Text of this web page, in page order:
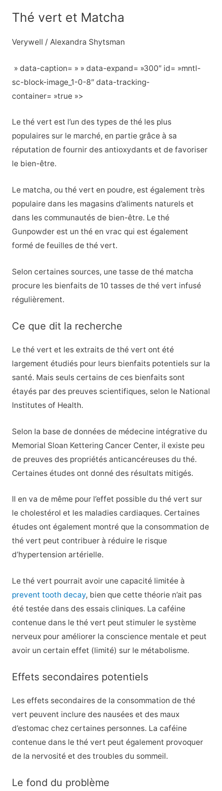
Thé vert et Matcha
Verywell / Alexandra Shytsman
» data-caption= » » data-expand= »300″ id= »mntl-
sc-block-image_1-0-8″ data-tracking-
container= »true »>
Le thé vert est l’un des types de thé les plus
populaires sur le marché, en partie grâce à sa
réputation de fournir des antioxydants et de favoriser
le bien-être.
Le matcha, ou thé vert en poudre, est également très
populaire dans les magasins d’aliments naturels et
dans les communautés de bien-être. Le thé
Gunpowder est un thé en vrac qui est également
formé de feuilles de thé vert.
Selon certaines sources, une tasse de thé matcha
procure les bienfaits de 10 tasses de thé vert infusé
régulièrement.
Ce que dit la recherche
Le thé vert et les extraits de thé vert ont été
largement étudiés pour leurs bienfaits potentiels sur la
santé. Mais seuls certains de ces bienfaits sont
étayés par des preuves scientifiques, selon le National
Institutes of Health.
Selon la base de données de médecine intégrative du
Memorial Sloan Kettering Cancer Center, il existe peu
de preuves des propriétés anticancéreuses du thé.
Certaines études ont donné des résultats mitigés.
Il en va de même pour l’effet possible du thé vert sur
le cholestérol et les maladies cardiaques. Certaines
études ont également montré que la consommation de
thé vert peut contribuer à réduire le risque
d’hypertension artérielle.
Le thé vert pourrait avoir une capacité limitée à
prevent tooth decay, bien que cette théorie n’ait pas
été testée dans des essais cliniques. La caféine
contenue dans le thé vert peut stimuler le système
nerveux pour améliorer la conscience mentale et peut
avoir un certain effet (limité) sur le métabolisme.
Effets secondaires potentiels
Les effets secondaires de la consommation de thé
vert peuvent inclure des nausées et des maux
d’estomac chez certaines personnes. La caféine
contenue dans le thé vert peut également provoquer
de la nervosité et des troubles du sommeil.
Le fond du problème